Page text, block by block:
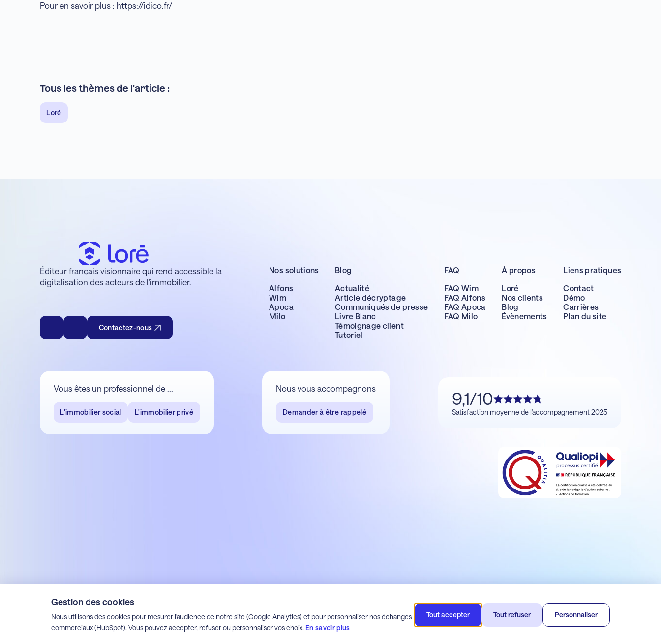
Pour en savoir plus : https://idico.fr/
Tous les thèmes de l'article :
Loré
Éditeur français visionnaire qui rend accessible la
digitalisation des acteurs de l’immobilier.
Contactez-nous
Nos solutions
Alfons
Wim
Apoca
Milo
Blog
Actualité
Article décryptage
Communiqués de presse
Livre Blanc
Témoignage client
Tutoriel
FAQ
FAQ Wim
FAQ Alfons
FAQ Apoca
FAQ Milo
À propos
Loré
Nos clients
Blog
Évènements
Liens pratiques
Contact
Démo
Carrières
Plan du site
Vous êtes un professionnel de ...
L'immobilier social L'immobilier privé
Nous vous accompagnons
Demander à être rappelé
9,1/10
Satisfaction moyenne de l'accompagnement 2025
Mentions légalesPolitique de confidentialité
Espace client Alfons
Espace client Apoca Espace client MiloEspace client Webdette Espace client Wim
Gestion des cookies
Nous utilisons des cookies pour mesurer l'audience de notre site (Google Analytics) et pour personnaliser nos échanges
commerciaux (HubSpot). Vous pouvez accepter, refuser ou personnaliser vos choix. En savoir plus
Tout accepter Tout refuser Personnaliser